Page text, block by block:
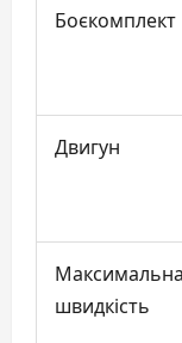
Боєкомплект
Двигун
Максимальна
швидкість